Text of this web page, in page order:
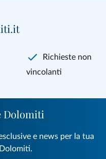
Richieste non
vincolanti
Dolomiti
e news per la tua